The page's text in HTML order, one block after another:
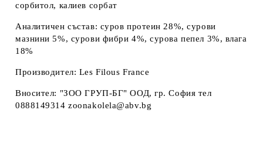
сорбитол, калиев сорбат
Аналитичен състав: суров протеин 28%, сурови
мазнини 5%, сурови фибри 4%, сурова пепел 3%, влага
18%
Производител: Les Filous France
Вносител: "ЗОО ГРУП-БГ" ООД, гр. София тел
0888149314 zoonakolela@abv.bg